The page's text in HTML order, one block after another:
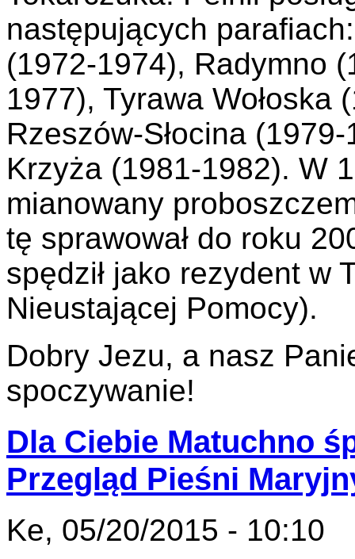
następujących
(1972-1974), Radymno
1977), Tyrawa Wołoska
Rzeszów-Słocina
Krzyża (1981-1982). W
mianowany
tę sprawował do roku
spędził jako rezydent w
Nieustającej Pomocy).
Dobry Jezu, a nasz
spoczywanie!
Dla Ciebie Matuchno
Przegląd Pieśni
Ke, 05/20/2015 - 10:10